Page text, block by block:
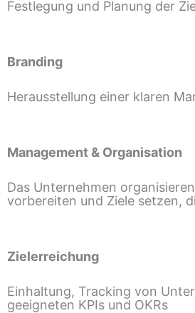
Festlegung und Planung der
Branding
Herausstellung einer klaren
Management & Organisation
Das Unternehmen
vorbereiten und Ziele setzen,
Zielerreichung
Einhaltung, Tracking von
geeigneten KPIs und OKRs